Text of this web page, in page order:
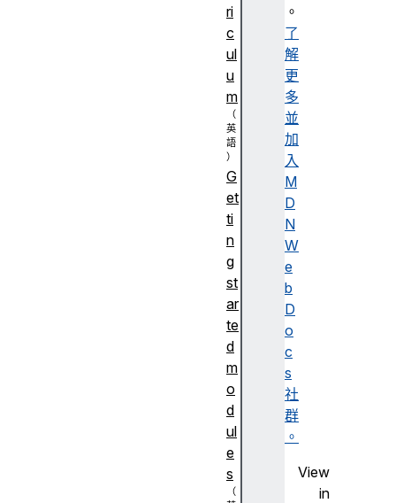
。
了
解
更
多
並
加
入
M
D
N
W
e
b
D
o
c
s
社
群
。
View
in
ri
c
ul
u
m
G
et
ti
n
g
st
ar
te
d
m
o
d
ul
e
s